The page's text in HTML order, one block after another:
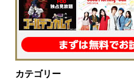
カテゴリー